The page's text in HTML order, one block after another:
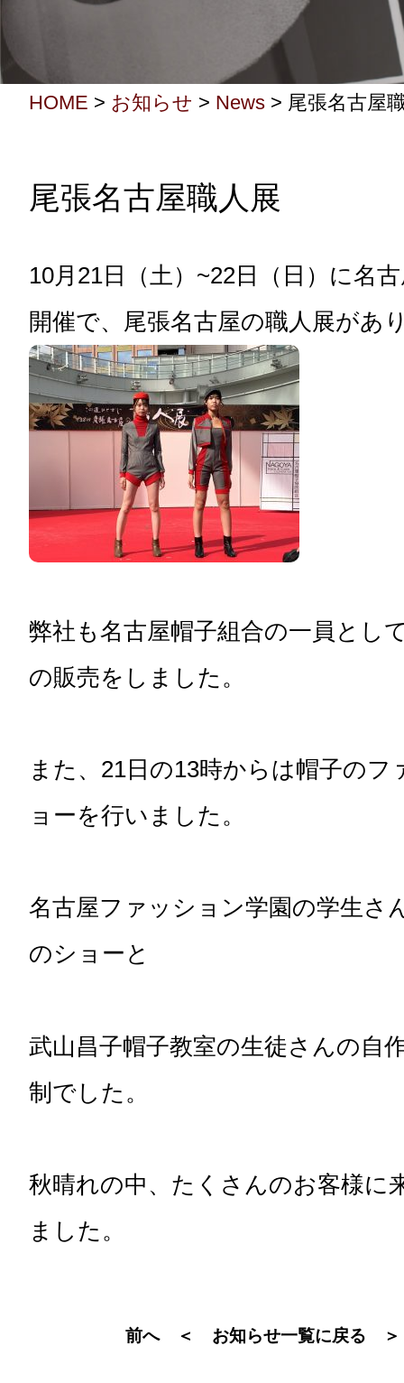
HOME > お知らせ > News > 尾張名古屋
尾張名古屋職人展
10月21日（土）~22日（日）に名
開催で、尾張名古屋の職人展があ
弊社も名古屋帽子組合の一員とし
の販売をしました。
また、21日の13時からは帽子のフ
ョーを行いました。
名古屋ファッション学園の学生さ
のショーと
武山昌子帽子教室の生徒さんの自
制でした。
秋晴れの中、たくさんのお客様に
ました。
前へ ＜ お知らせ一覧に戻る